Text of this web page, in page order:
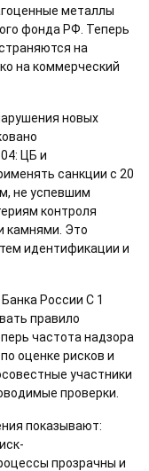
металлы
фонда РФ. Теперь
на
на коммерческий
новых
ЦБ и
санкции с 20
не успевшим
контроля
камнями. Это
идентификации и
России С 1
правило
частота надзора
оценке рисков и
участники
проверки.
показывают:
прозрачны и